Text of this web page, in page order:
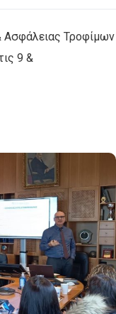
Ασφάλειας Τροφίμων
9 &